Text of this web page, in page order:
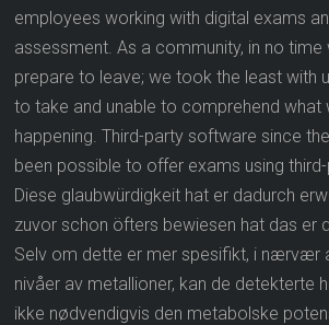
employees working with digital exams
assessment. As a community, in no
prepare to leave; we took the least with
to take and unable to comprehend what
happening. Third-party software since
been possible to offer exams using
Diese glaubwürdigkeit hat er dadurch
zuvor schon öfters bewiesen hat das er
Selv om dette er mer spesifikt, i nærvær
nivåer av metallioner, kan de detekterte
ikke nødvendigvis den metabolske